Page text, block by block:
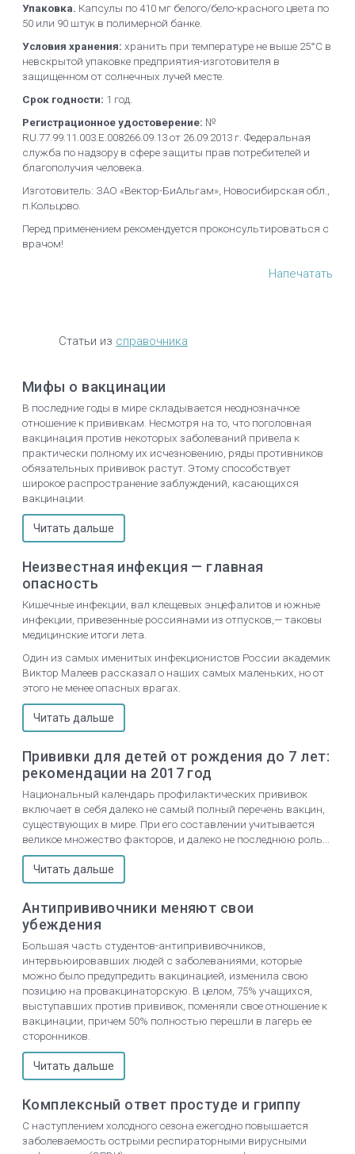
Упаковка. Капсулы по 410 мг белого/бело-красного цвета по
50 или 90 штук в полимерной банке.
Условия хранения: хранить при температуре не выше 25°С в
невскрытой упаковке предприятия-изготовителя в
защищенном от солнечных лучей месте.
Срок годности: 1 год.
Регистрационное удостоверение: №
RU.77.99.11.003.Е.008266.09.13 от 26.09.2013 г. Федеральная
служба по надзору в сфере защиты прав потребителей и
благополучия человека.
Изготовитель: ЗАО «Вектор-БиАльгам», Новосибирская обл.,
п.Кольцово.
Перед применением рекомендуется проконсультироваться с
врачом!
Напечатать
Статьи из справочника
Мифы о вакцинации
В последние годы в мире складывается неоднозначное
отношение к прививкам. Несмотря на то, что поголовная
вакцинация против некоторых заболеваний привела к
практически полному их исчезновению, ряды противников
обязательных прививок растут. Этому способствует
широкое распространение заблуждений, касающихся
вакцинации.
Читать дальше
Неизвестная инфекция — главная
опасность
Кишечные инфекции, вал клещевых энцефалитов и южные
инфекции, привезенные россиянами из отпусков,— таковы
медицинские итоги лета.
Один из самых именитых инфекционистов России академик
Виктор Малеев рассказал о наших самых маленьких, но от
этого не менее опасных врагах.
Читать дальше
Прививки для детей от рождения до 7 лет:
рекомендации на 2017 год
Национальный календарь профилактических прививок
включает в себя далеко не самый полный перечень вакцин,
существующих в мире. При его составлении учитывается
великое множество факторов, и далеко не последнюю роль...
Читать дальше
Антипрививочники меняют свои
убеждения
Большая часть студентов-антипрививочников,
интервьюировавших людей с заболеваниями, которые
можно было предупредить вакцинацией, изменила свою
позицию на провакцинаторскую. В целом, 75% учащихся,
выступавших против прививок, поменяли свое отношение к
вакцинации, причем 50% полностью перешли в лагерь ее
сторонников.
Читать дальше
Комплексный ответ простуде и гриппу
С наступлением холодного сезона ежегодно повышается
заболеваемость острыми респираторными вирусными